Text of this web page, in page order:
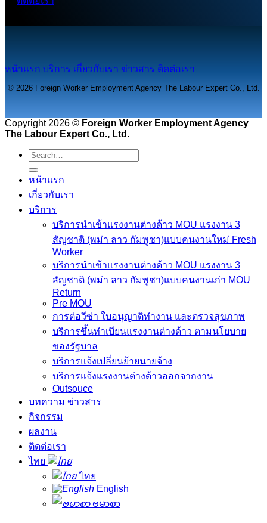
หน้าแรก บริการ เกี่ยวกับเรา ข่าวสาร ติดต่อเรา
© 2026 Foreign Worker Employment Agency The Labour Expert Co., Ltd.
Copyright 2026 © Foreign Worker Employment Agency
The Labour Expert Co., Ltd.
หน้าแรก
เกี่ยวกับเรา
บริการ
บริการนำเข้าแรงงานต่างด้าว MOU แรงงาน 3
สัญชาติ (พม่า ลาว กัมพูชา)แบบคนงานใหม่ Fresh
Worker
บริการนําเข้าแรงงานต่างด้าว MOU แรงงาน 3
สัญชาติ (พม่า ลาว กัมพูชา)แบบคนงานเก่า MOU
Return
Pre MOU
การต่อวีซ่า ใบอนุญาติทํางาน และตรวจสุขภาพ
บริการขึ้นทําเบียนแรงงานต่างด้าว ตามนโยบาย
ของรัฐบาล
บริการแจ้งเปลี่ยนย้ายนายจ้าง
บริการแจ้งแรงงานต่างด้าวออกจากงาน
Outsouce
บทความ ข่าวสาร
กิจกรรม
ผลงาน
ติดต่อเรา
ไทย
ไทย
English
ဗမာစာ